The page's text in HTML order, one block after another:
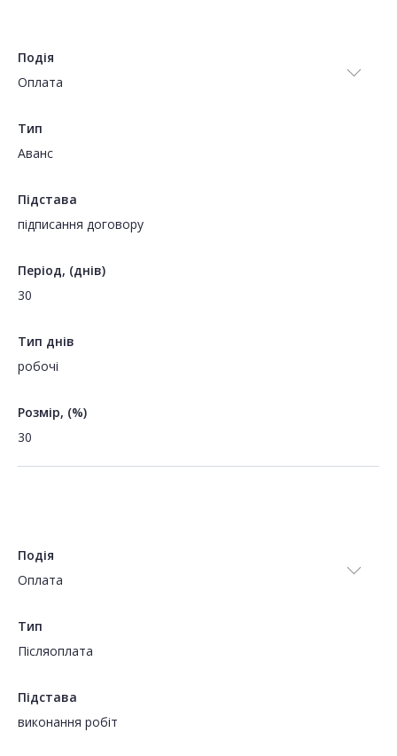
Подія
Оплата
Тип
Аванс
Підстава
підписання договору
Період, (днів)
30
Тип днів
робочі
Розмір, (%)
30
Подія
Оплата
Тип
Пiсляоплата
Підстава
виконання робіт